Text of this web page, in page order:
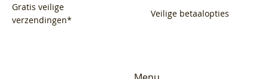
Gratis veilige
verzendingen*
Veilige betaalopties